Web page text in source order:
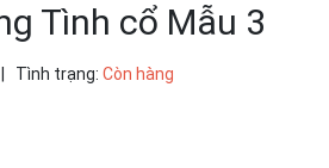
Tình cổ Mẫu 3
Tình trạng: Còn hàng